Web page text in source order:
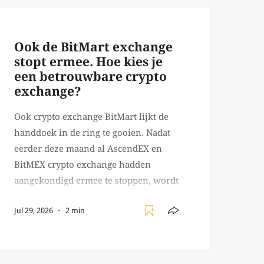
Ook de BitMart exchange
stopt ermee. Hoe kies je
een betrouwbare crypto
exchange?
Ook crypto exchange BitMart lijkt de
handdoek in de ring te gooien. Nadat
eerder deze maand al AscendEX en
BitMEX crypto exchange hadden
aangekondigd ermee te stoppen, wordt
bestaan. BitMart was een relatief
Jul 29, 2026 2 min